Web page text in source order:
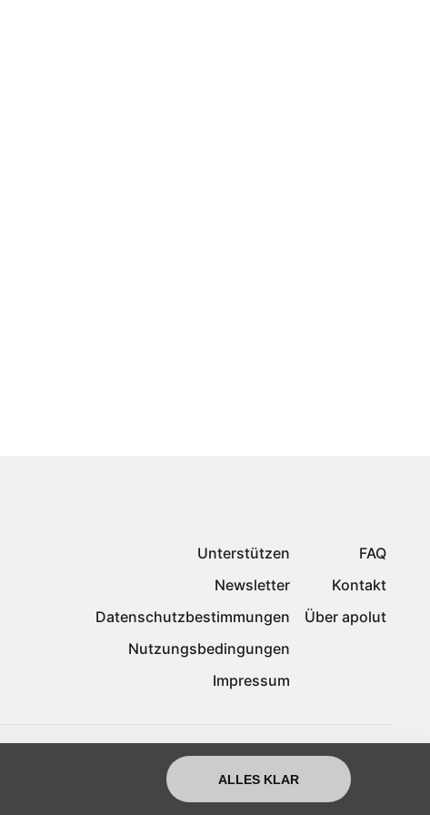
Unterstützen
Newsletter
Datenschutzbestimmungen
Nutzungsbedingungen
Impressum
FAQ
Kontakt
Über apolut
ALLES KLAR